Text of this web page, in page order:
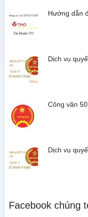
Hướng dẫn
Dịch vụ
Công văn
Dịch vụ
Facebook chúng